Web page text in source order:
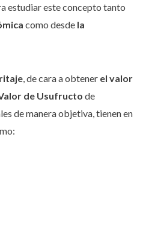
estudiar este concepto tanto
como desde la
, de cara a obtener el valor
de Usufructo de
de manera objetiva, tienen en